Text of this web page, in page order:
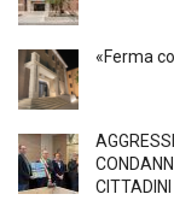
«Ferma
CITTADINI